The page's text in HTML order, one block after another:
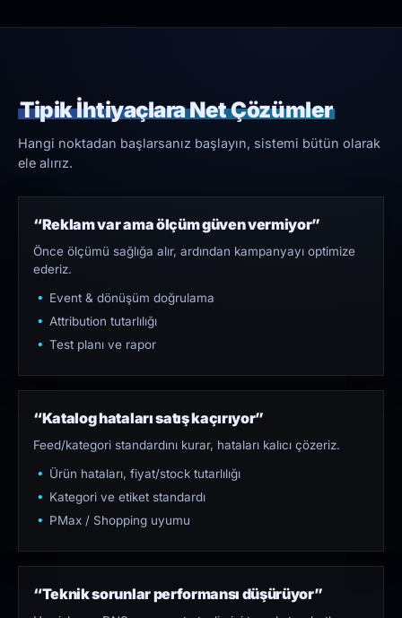
Tipik İhtiyaçlara Net Çözümler
Hangi noktadan başlarsanız başlayın, sistemi bütün olarak
ele alırız.
“Reklam var ama ölçüm güven vermiyor”
Önce ölçümü sağlığa alır, ardından kampanyayı optimize
ederiz.
Event & dönüşüm doğrulama
Attribution tutarlılığı
Test planı ve rapor
“Katalog hataları satış kaçırıyor”
Feed/kategori standardını kurar, hataları kalıcı çözeriz.
Ürün hataları, fiyat/stock tutarlılığı
Kategori ve etiket standardı
PMax / Shopping uyumu
“Teknik sorunlar performansı düşürüyor”